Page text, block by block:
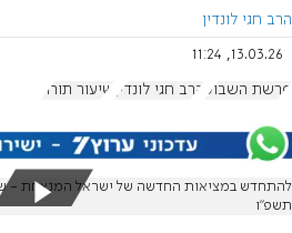
הרב חגי לונדין
13.03.26, 11:24
פרשת השבוע הרב חגי לונדין שיעור תורה
להתחדש במציאות החדשה של ישראל המנצחת -
תשפ"ו